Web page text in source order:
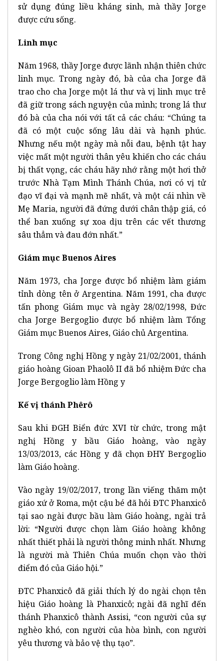
sử dụng đúng liều kháng sinh, mà thầy Jorge
được cứu sống.
Linh mục
Năm 1968, thầy Jorge được lãnh nhận thiên chức
linh mục. Trong ngày đó, bà của cha Jorge đã
trao cho cha Jorge một lá thư và vị linh mục trẻ
đã giữ trong sách nguyện của mình; trong lá thư
đó bà của cha nói với tất cả các cháu: “Chúng ta
đã có một cuộc sống lâu dài và hạnh phúc.
Nhưng nếu một ngày mà nỗi đau, bệnh tật hay
việc mất một người thân yêu khiến cho các cháu
bị thất vọng, các cháu hãy nhớ rằng một hơi thở
trước Nhà Tạm Mình Thánh Chúa, nơi có vị tử
đạo vĩ đại và mạnh mẽ nhất, và một cái nhìn về
Mẹ Maria, người đã đứng dưới chân thập giá, có
thể ban xuống sự xoa dịu trên các vết thương
sâu thẳm và đau đớn nhất.”
Giám mục Buenos Aires
Năm 1973, cha Jorge được bổ nhiệm làm giám
tỉnh dòng tên ở Argentina. Năm 1991, cha được
tấn phong Giám mục và ngày 28/02/1998, Đức
cha Jorge Bergoglio được bổ nhiệm làm Tổng
Giám mục Buenos Aires, Giáo chủ Argentina.
Trong Công nghị Hồng y ngày 21/02/2001, thánh
giáo hoàng Gioan Phaolô II đã bổ nhiệm Đức cha
Jorge Bergoglio làm Hồng y
Kế vị thánh Phêrô
Sau khi ĐGH Biển đức XVI từ chức, trong mật
nghị Hồng y bầu Giáo hoàng, vào ngày
13/03/2013, các Hồng y đã chọn ĐHY Bergoglio
làm Giáo hoàng.
Vào ngày 19/02/2017, trong lần viếng thăm một
giáo xứ ở Roma, một cậu bé đã hỏi ĐTC Phanxicô
tại sao ngài được bầu làm Giáo hoàng, ngài trả
lời: “Người được chọn làm Giáo hoàng không
nhất thiết phải là người thông minh nhất. Nhưng
là người mà Thiên Chúa muốn chọn vào thời
điểm đó của Giáo hội.”
ĐTC Phanxicô đã giải thích lý do ngài chọn tên
hiệu Giáo hoàng là Phanxicô; ngài đã nghĩ đến
thánh Phanxicô thành Assisi, “con người của sự
nghèo khó, con người của hòa bình, con người
yêu thương và bảo vệ thụ tạo”.